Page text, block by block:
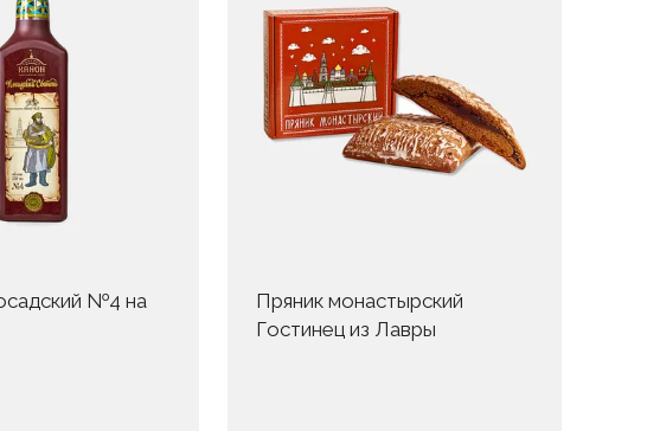
№4 на
Пряник монастырский
Гостинец из Лавры